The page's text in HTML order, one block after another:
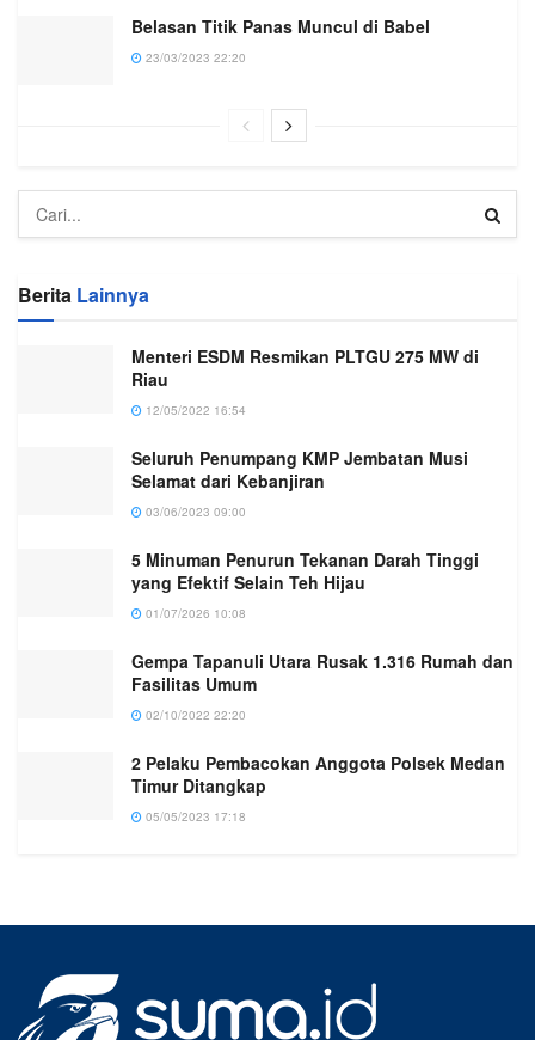
Belasan Titik Panas Muncul di Babel
23/03/2023 22:20
Berita Lainnya
Menteri ESDM Resmikan PLTGU 275 MW di
Riau
12/05/2022 16:54
Seluruh Penumpang KMP Jembatan Musi
Selamat dari Kebanjiran
03/06/2023 09:00
5 Minuman Penurun Tekanan Darah Tinggi
yang Efektif Selain Teh Hijau
01/07/2026 10:08
Gempa Tapanuli Utara Rusak 1.316 Rumah dan
Fasilitas Umum
02/10/2022 22:20
2 Pelaku Pembacokan Anggota Polsek Medan
Timur Ditangkap
05/05/2023 17:18